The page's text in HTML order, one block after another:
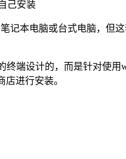
己安装
记本电脑或台式电脑，
终端设计的，而是针对使
进行安装。